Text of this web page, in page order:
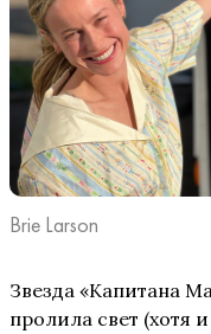
Brie Larson
Звезда «Капитана
пролила свет (хотя